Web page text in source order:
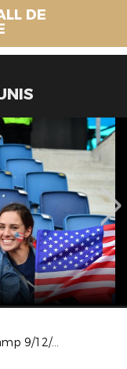
DE
AG Caen - EA Guingamp 9/12/23